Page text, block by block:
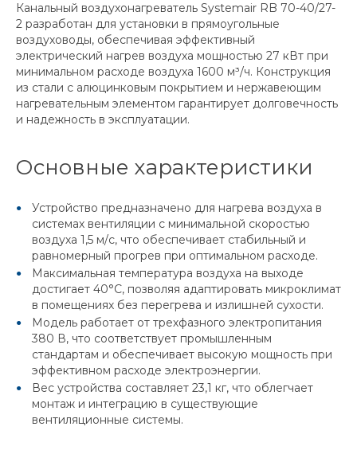
Канальный воздухонагреватель Systemair RB 70-40/27-
2 разработан для установки в прямоугольные
воздуховоды, обеспечивая эффективный
электрический нагрев воздуха мощностью 27 кВт при
минимальном расходе воздуха 1600 м³/ч. Конструкция
из стали с алюцинковым покрытием и нержавеющим
нагревательным элементом гарантирует долговечность
и надежность в эксплуатации.
Основные характеристики
Устройство предназначено для нагрева воздуха в
системах вентиляции с минимальной скоростью
воздуха 1,5 м/с, что обеспечивает стабильный и
равномерный прогрев при оптимальном расходе.
Максимальная температура воздуха на выходе
достигает 40°C, позволяя адаптировать микроклимат
в помещениях без перегрева и излишней сухости.
Модель работает от трехфазного электропитания
380 В, что соответствует промышленным
стандартам и обеспечивает высокую мощность при
эффективном расходе электроэнергии.
Вес устройства составляет 23,1 кг, что облегчает
монтаж и интеграцию в существующие
вентиляционные системы.